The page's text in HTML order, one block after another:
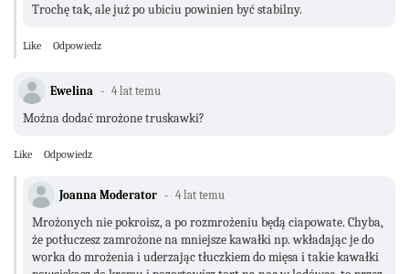
Trochę tak, ale już po ubiciu powinien być stabilny.
Like Odpowiedz
Ewelina 4 lat temu
Można dodać mrożone truskawki?
Like Odpowiedz
Joanna Moderator 4 lat temu
Mrożonych nie pokroisz, a po rozmrożeniu będą ciapowate. Chyba,
że potłuczesz zamrożone na mniejsze kawałki np. wkładając je do
worka do mrożenia i uderzając tłuczkiem do mięsa i takie kawałki